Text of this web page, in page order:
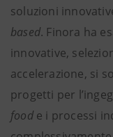
soluzioni
based. Finora ha
innovative,
accelerazione, si
progetti per
food e i processi